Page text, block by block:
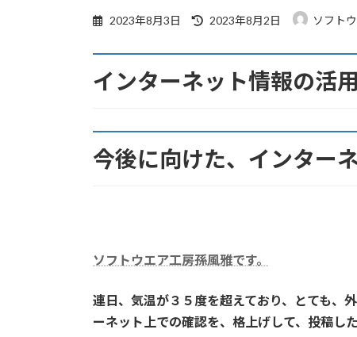
2023年8月3日
最
日
時
2023年8月2日 ソフト
インターネット情報の活用
今後に向けた、インター
ソフトウエア工房孫風雅です。
連日、気温が３５度を超えており、とても、
ーネット上での確認を、格上げして、投稿した